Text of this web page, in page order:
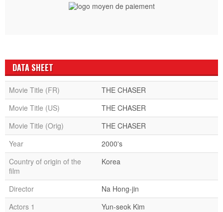
DATA SHEET
Movie Title (FR)
THE CHASER
Movie Title (US)
THE CHASER
Movie Title (Orig)
THE CHASER
Year
2000's
Country of origin of the
film
Korea
Director
Na Hong-jin
Actors 1
Yun‑seok Kim